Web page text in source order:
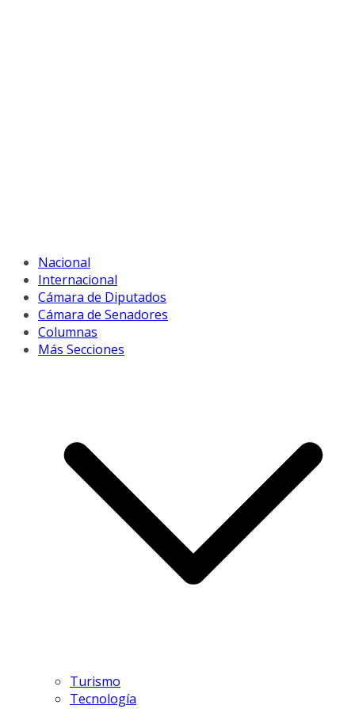
Nacional
Internacional
Cámara de Diputados
Cámara de Senadores
Columnas
Más Secciones
Turismo
Tecnología